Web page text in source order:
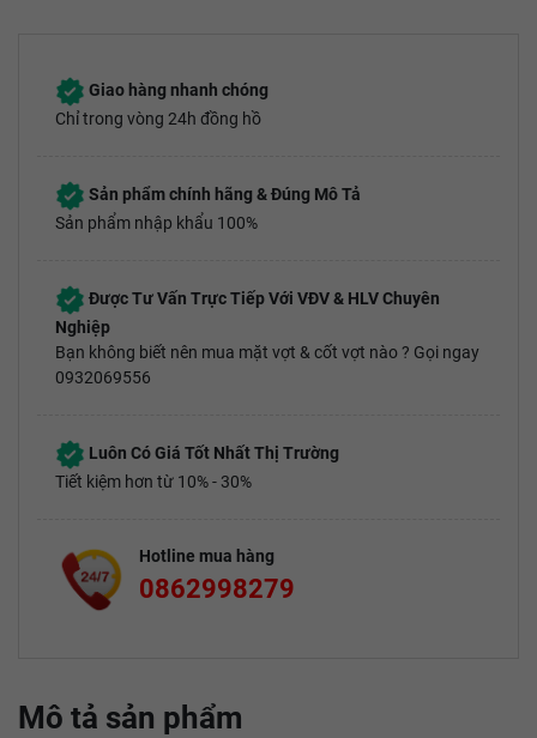
Giao hàng nhanh chóng
Chỉ trong vòng 24h đồng hồ
Sản phẩm chính hãng & Đúng Mô Tả
Sản phẩm nhập khẩu 100%
Được Tư Vấn Trực Tiếp Với VĐV & HLV Chuyên
Nghiệp
Bạn không biết nên mua mặt vợt & cốt vợt nào ? Gọi ngay
0932069556
Luôn Có Giá Tốt Nhất Thị Trường
Tiết kiệm hơn từ 10% - 30%
Hotline mua hàng
0862998279
Mô tả sản phẩm